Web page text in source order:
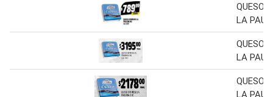
QUESO
LA
QUESO
LA
QUESO
LA